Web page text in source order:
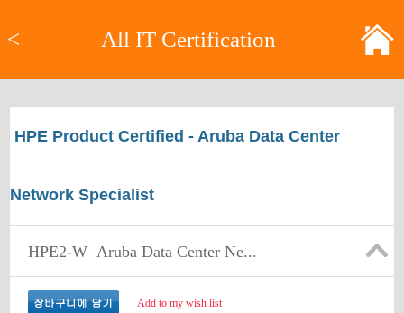
< All IT Certification
HPE Product Certified - Aruba Data Center
Network Specialist
HPE2-W Aruba Data Center Ne...
Add to my wish list